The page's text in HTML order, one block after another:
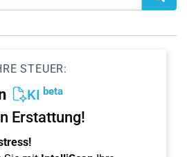
STEUER:
KI beta
Erstattung!